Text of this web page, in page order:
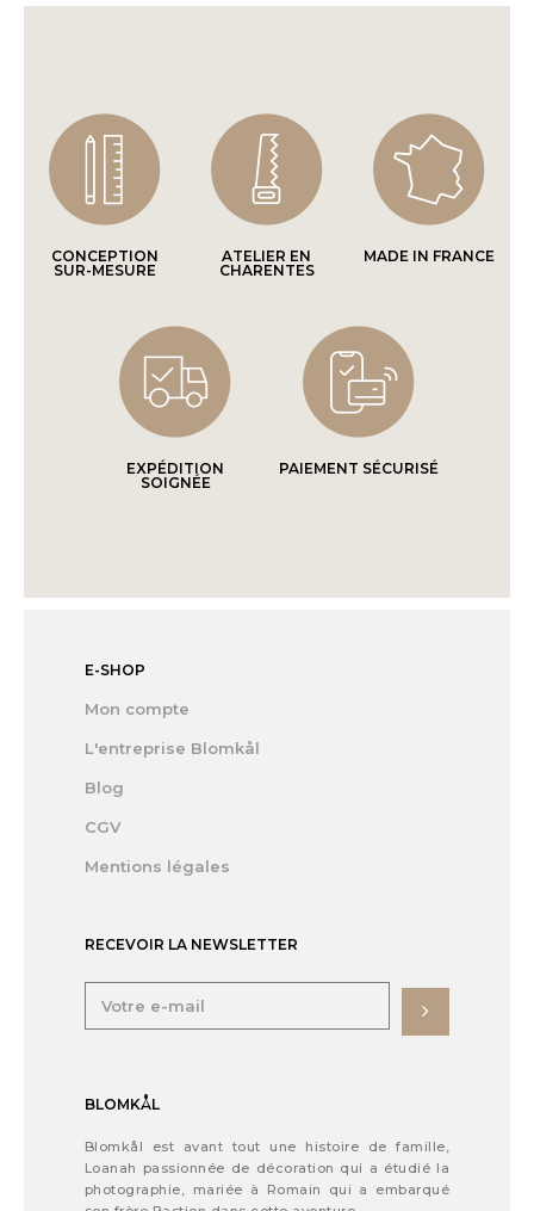
CONCEPTION
SUR-MESURE
ATELIER EN
CHARENTES
MADE IN FRANCE
EXPÉDITION
SOIGNÉE
PAIEMENT SÉCURISÉ
E-SHOP
Mon compte
L'entreprise Blomkål
Blog
CGV
Mentions légales
RECEVOIR LA NEWSLETTER
BLOMKÅL
Blomkål est avant tout une histoire de famille,
Loanah passionnée de décoration qui a étudié la
photographie, mariée à Romain qui a embarqué